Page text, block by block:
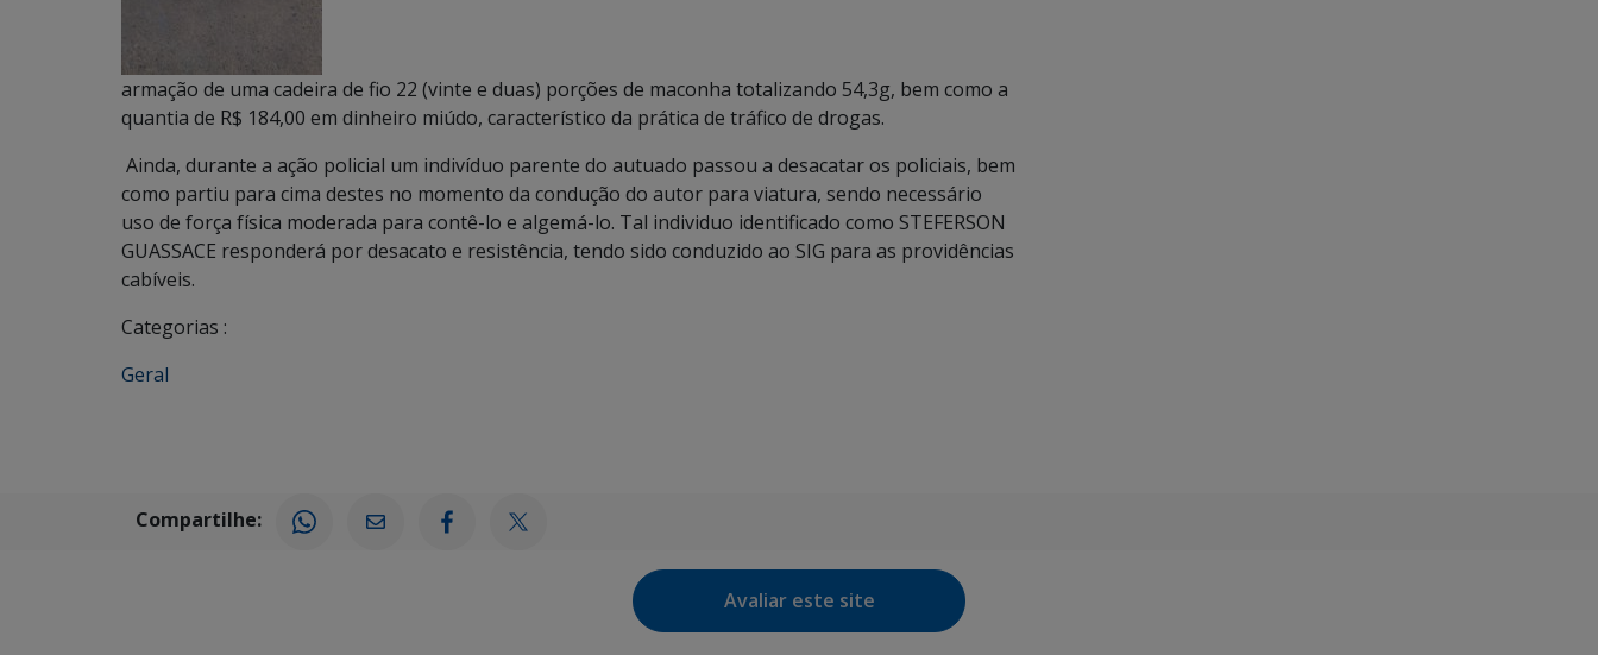
armação de uma cadeira de fio 22 (vinte e duas) porções de maconha totalizando 54,3g, bem como a
quantia de R$ 184,00 em dinheiro miúdo, característico da prática de tráfico de drogas.
Ainda, durante a ação policial um indivíduo parente do autuado passou a desacatar os policiais, bem
como partiu para cima destes no momento da condução do autor para viatura, sendo necessário
uso de força física moderada para contê-lo e algemá-lo. Tal individuo identificado como STEFERSON
GUASSACE responderá por desacato e resistência, tendo sido conduzido ao SIG para as providências
cabíveis.
Categorias :
Geral
Compartilhe:
Avaliar este site